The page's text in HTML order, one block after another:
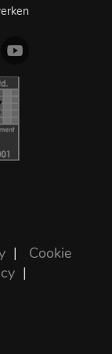
| Cookie
|